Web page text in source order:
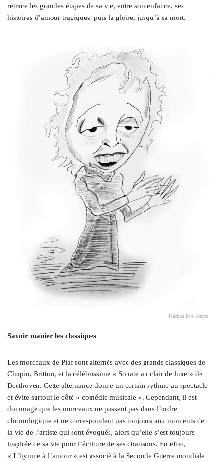
retrace les grandes étapes de sa vie, entre son enfance, ses
histoires d’amour tragiques, puis la gloire, jusqu’à sa mort.
Joachim Dos Santos
Savoir manier les classiques
Les morceaux de Piaf sont alternés avec des grands classiques de
Chopin, Britton, et la célébrissime « Sonate au clair de lune » de
Beethoven. Cette alternance donne un certain rythme au spectacle
et évite surtout le côté « comédie musicale ». Cependant, il est
dommage que les morceaux ne passent pas dans l’ordre
chronologique et ne correspondent pas toujours aux moments de
la vie de l’artiste qui sont évoqués, alors qu’elle s’est toujours
inspirée de sa vie pour l’écriture de ses chansons. En effet,
« L’hymne à l’amour » est associé à la Seconde Guerre mondiale